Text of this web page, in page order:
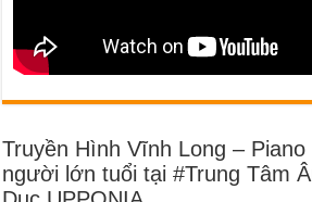
Truyền Hình Vĩnh Long –
người lớn tuổi tại #Trung Tâm